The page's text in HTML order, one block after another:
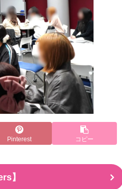
Pinterest コピー
】